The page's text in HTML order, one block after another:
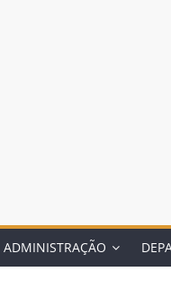
ADMINISTRAÇÃO